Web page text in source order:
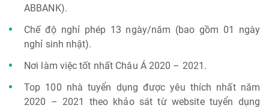
ABBANK).
Chế độ nghỉ phép 13 ngày/năm (bao gồm 01 ngày
nghỉ sinh nhật).
Nơi làm việc tốt nhất Châu Á 2020 – 2021.
Top 100 nhà tuyển dụng được yêu thích nhất năm
2020 – 2021 theo khảo sát từ website tuyển dụng